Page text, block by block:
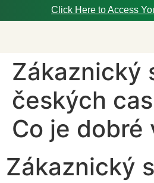
Click Here to Access
Zákaznický
českých
Co je dobré
Zákaznický